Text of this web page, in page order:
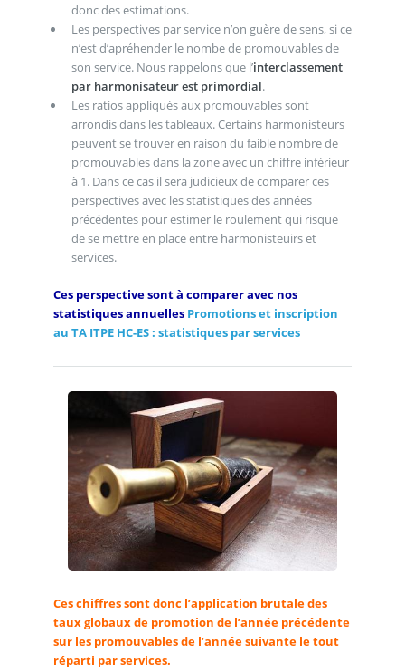
donc des estimations.
Les perspectives par service n’on guère de sens, si ce
n’est d’apréhender le nombe de promouvables de
son service. Nous rappelons que l’interclassement
par harmonisateur est primordial.
Les ratios appliqués aux promouvables sont
arrondis dans les tableaux. Certains harmonisteurs
peuvent se trouver en raison du faible nombre de
promouvables dans la zone avec un chiffre inférieur
à 1. Dans ce cas il sera judicieux de comparer ces
perspectives avec les statistiques des années
précédentes pour estimer le roulement qui risque
de se mettre en place entre harmonisteuirs et
services.
Ces perspective sont à comparer avec nos
statistiques annuelles Promotions et inscription
au TA ITPE HC-ES : statistiques par services
Ces chiffres sont donc l’application brutale des
taux globaux de promotion de l’année précédente
sur les promouvables de l’année suivante le tout
réparti par services.